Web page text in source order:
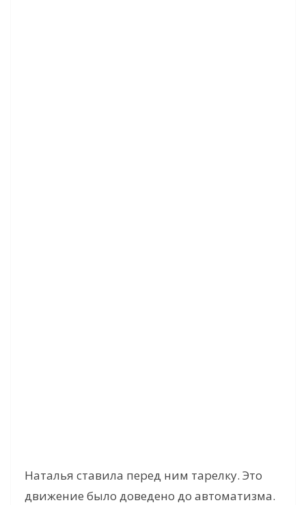
Наталья ставила перед ним тарелку. Это
движение было доведено до автоматизма.